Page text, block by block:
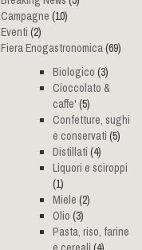
Campagne (10)
Eventi (2)
Fiera Enogastronomica(69)
Biologico (3)
Cioccolato &
caffe' (5)
Confetture, sughi
e conservati (5)
Distillati (4)
Liquori e sciroppi
(1)
Miele (2)
Olio (3)
Pasta, riso, farine